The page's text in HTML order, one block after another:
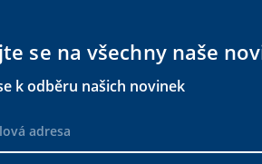
se na všechny naše
k odběru našich novinek